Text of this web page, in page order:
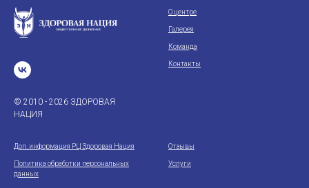
© 2010 - 2026 ЗДОРОВАЯ
НАЦИЯ
О центре
Галерея
Команда
Контакты
Доп. информация РЦ Здоровая Нация
Политика обработки персональных
данных
Отзывы
Услуги